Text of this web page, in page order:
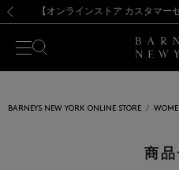
【夏季休業に伴う出荷一時
熊本県を中心とした地震の影
【開催中】SUMMER
【夏季休業に伴う出荷一時
BARNEYS NEW YORK ONLINE STORE
商品